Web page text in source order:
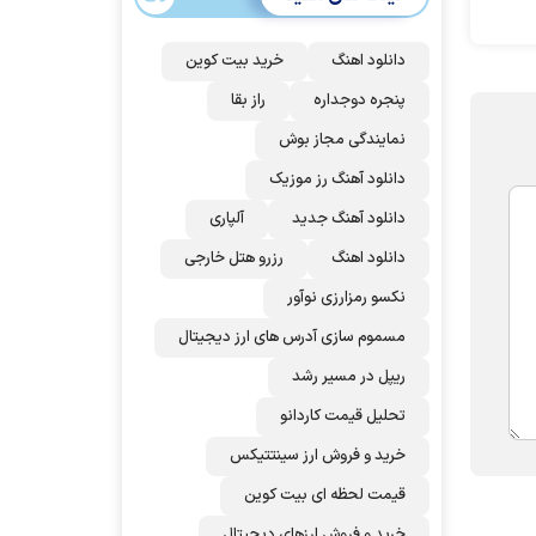
دانلود اهنگ
خرید بیت کوین
پنجره دوجداره
راز بقا
نمایندگی مجاز بوش
دانلود آهنگ رز‌ موزیک
دانلود آهنگ جدید
آلپاری
دانلود اهنگ
رزرو هتل خارجی
نکسو رمزارزی نوآور
مسموم سازی آدرس های ارز دیجیتال
ریپل در مسیر رشد
تحلیل قیمت کاردانو
خرید و فروش ارز سینتتیکس
قیمت لحظه ای بیت کوین